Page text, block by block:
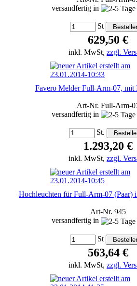
versandfertig in
St
629,50 €
inkl. MwSt, zzgl.
Favero Melder Full-Arm-07, mit
Art-Nr. Full-Arm-
versandfertig in
St.
1.293,20 €
inkl. MwSt, zzgl.
Hochleuchten für Full-Arm-07 (Paar)
Art-Nr. 945
versandfertig in
St
563,64 €
inkl. MwSt, zzgl.